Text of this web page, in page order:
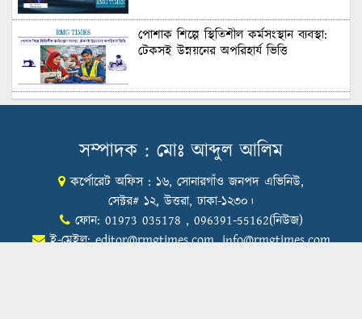
পোশাক শিল্পে স্থিতিশীল কর্মসংস্থান ব্যবস্থা:
টেকসই উন্নয়নের অপরিহার্য ভিত্তি
শুল্কের দেয়াল ভাঙার সুযোগ: মার্কিন বাজারে
Honoring Excellence: Texstream
Fashion Ltd. Rewards Best Workers–
2026
সম্পাদক : মোঃ আব্দুল আলিম
কর্পোরেট অফিস : ১৬, সোনারগাঁও জনপদ এভিনিউ,
সেক্টর# ১২, উত্তরা, ঢাকা-১২৩০।
ফোন: 01973 035178 , 096391-55162(নিউজ)
ই-মেইল:editor@rmgtimes.com,info@rmgtimes.com